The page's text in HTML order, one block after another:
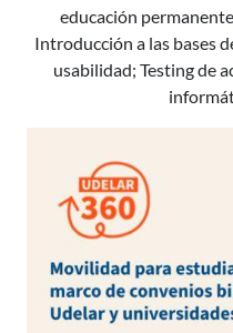
educación
Introducción a las bases
usabilidad; Testing de